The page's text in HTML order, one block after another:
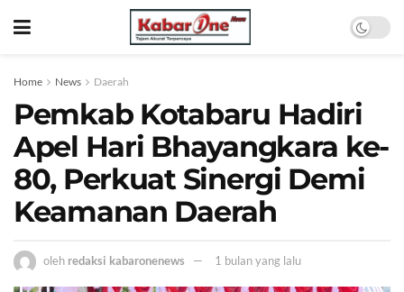
Home News Daerah
Pemkab Kotabaru Hadiri
Apel Hari Bhayangkara ke-
80, Perkuat Sinergi Demi
Keamanan Daerah
oleh redaksi kabaronenews 1 bulan yang lalu